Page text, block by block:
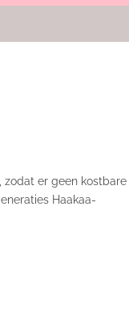
zodat er geen kostbare
Haakaa-